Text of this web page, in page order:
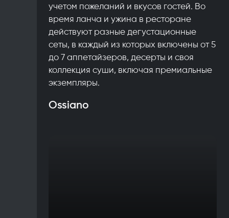
учетом пожеланий и вкусов гостей. Во
время ланча и ужина в ресторане
действуют разные дегустационные
сеты, в каждый из которых включены от 5
до 7 аппетайзеров, десерты и своя
коллекция суши, включая премиальные
экземпляры.
Ossiano